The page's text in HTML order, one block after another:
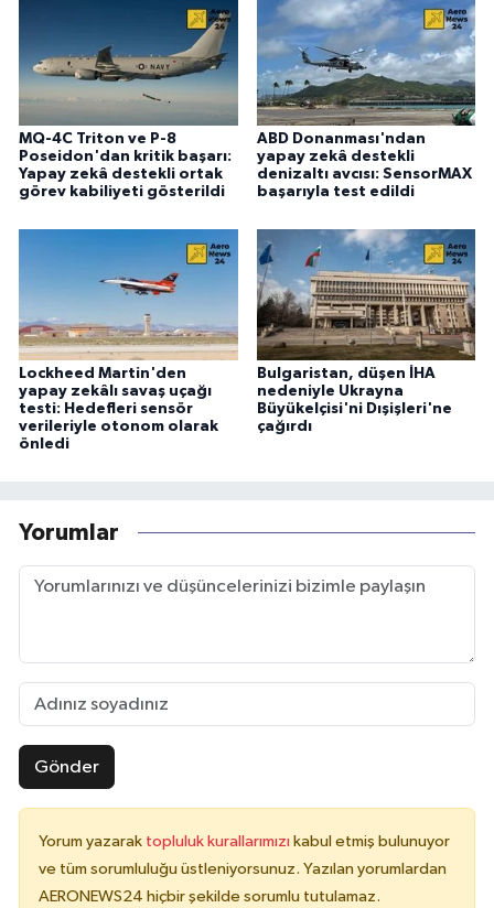
MQ-4C Triton ve P-8
Poseidon'dan kritik başarı:
Yapay zekâ destekli ortak
görev kabiliyeti gösterildi
ABD Donanması'ndan
yapay zekâ destekli
denizaltı avcısı: SensorMAX
başarıyla test edildi
Lockheed Martin'den
yapay zekâlı savaş uçağı
testi: Hedefleri sensör
verileriyle otonom olarak
önledi
Bulgaristan, düşen İHA
nedeniyle Ukrayna
Büyükelçisi'ni Dışişleri'ne
çağırdı
Yorumlar
Gönder
Yorum yazarak topluluk kurallarımızı kabul etmiş bulunuyor
ve tüm sorumluluğu üstleniyorsunuz. Yazılan yorumlardan
AERONEWS24 hiçbir şekilde sorumlu tutulamaz.